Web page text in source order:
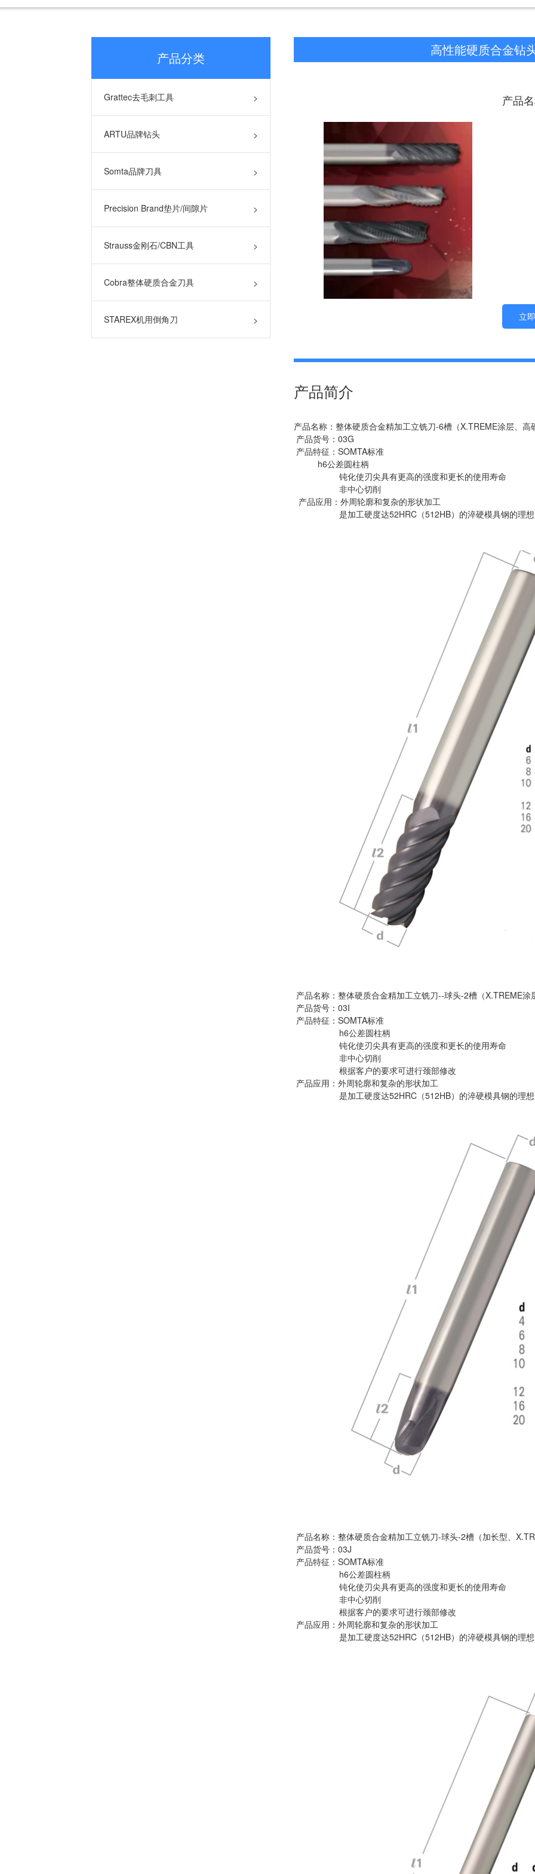
产品分类
Grattec去毛刺工具 >
ARTU品牌钻头 >
Somta品牌刀具 >
Precision Brand垫片/间隙片 >
Strauss金刚石/CBN工具 >
Cobra整体硬质合金刀具 >
STAREX机用倒角刀 >
高性能硬质合金钻
产品
立
产品简介
产品名称：整体硬质合金精加工立铣刀-6槽（X.TREME涂层、高
产品货号：03G
产品特征：SOMTA标准
h6公差圆柱柄
钝化使刃尖具有更高的强度和更长的使用寿命
非中心切削
产品应用：外周轮廓和复杂的形状加工
是加工硬度达52HRC（512HB）的淬硬模具钢的理想
产品名称：整体硬质合金精加工立铣刀--球头-2槽（X.TREME涂
产品货号：03I
产品特征：SOMTA标准
h6公差圆柱柄
钝化使刃尖具有更高的强度和更长的使用寿命
非中心切削
根据客户的要求可进行颈部修改
产品应用：外周轮廓和复杂的形状加工
是加工硬度达52HRC（512HB）的淬硬模具钢的理想
产品名称：整体硬质合金精加工立铣刀-球头-2槽（加长型、
产品货号：03J
产品特征：SOMTA标准
h6公差圆柱柄
钝化使刃尖具有更高的强度和更长的使用寿命
非中心切削
根据客户的要求可进行颈部修改
产品应用：外周轮廓和复杂的形状加工
是加工硬度达52HRC（512HB）的淬硬模具钢的理想